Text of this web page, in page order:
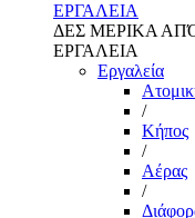
ΕΡΓΑΛΕΙΑ
ΔΕΣ ΜΕΡΙΚΑ
ΕΡΓΑΛΕΙΑ
Εργαλεία
/
Kήπος
/
Αέρας
/